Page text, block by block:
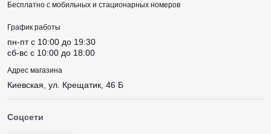
Бесплатно с мобильных и стационарных номеров
График работы
пн-пт c 10:00 до 19:30
сб-вс c 10:00 до 18:00
Адрес магазина
Киевская, ул. Крещатик, 46 Б
Соцсети